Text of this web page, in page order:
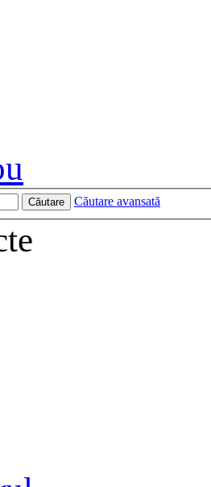
Căutare Căutare avansată